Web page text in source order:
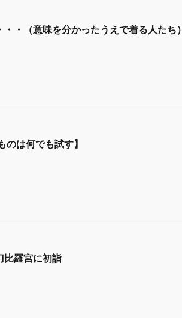
・（意味を分かったうえで着る人たち）
のは何でも試す】
比羅宮に初詣